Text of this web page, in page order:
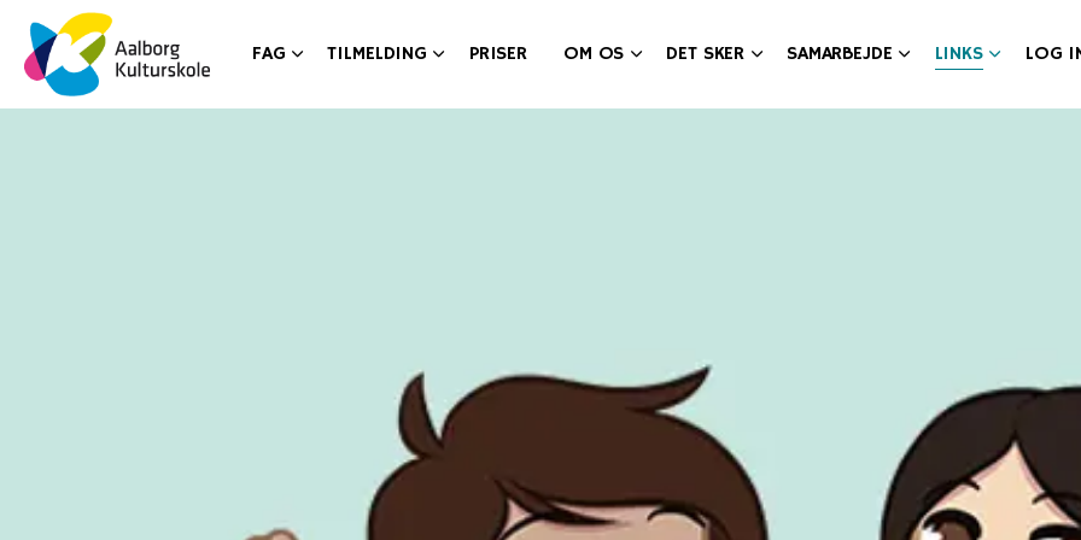
FAG TILMELDING PRISER OM OS DET SKER SAMARBEJDE LINKS LOG